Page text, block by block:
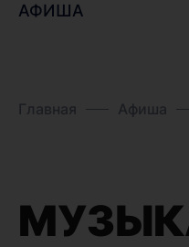
АФИША
Главная Афиша